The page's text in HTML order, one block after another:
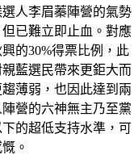
人李眉蓁陣營的氣勢
已難立即止血。對應
的30%得票比例，此
藍選民帶來更鉅大而
薄弱，也因此達到兩
營的六神無主乃至黨
的超低支持水準，可
。